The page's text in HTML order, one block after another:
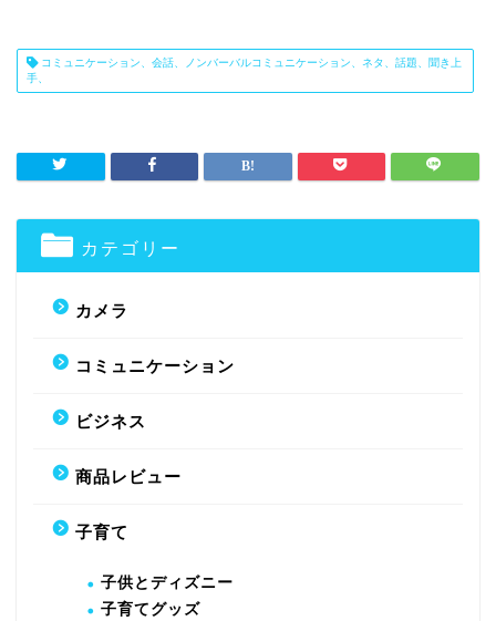
コミュニケーション、会話、ノンバーバルコミュニケーション、ネタ、話題、聞き上
手、
カテゴリー
カメラ
コミュニケーション
ビジネス
商品レビュー
子育て
子供とディズニー
子育てグッズ